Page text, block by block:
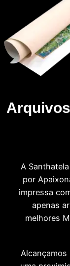
A
por
impressa
apenas
melhores